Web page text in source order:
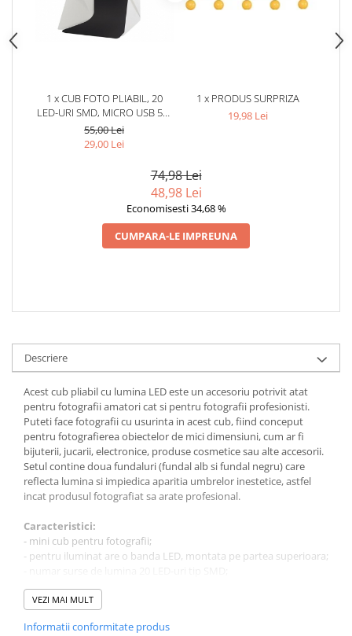
1 x CUB FOTO PLIABIL, 20
LED-URI SMD, MICRO USB 5V,
FUNDAL ALB NEGRU PVC
55,00 Lei
29,00 Lei
1 x PRODUS SURPRIZA
19,98 Lei
74,98 Lei
48,98 Lei
Economisesti 34,68 %
CUMPARA-LE IMPREUNA
Descriere
Acest cub pliabil cu lumina LED este un accesoriu potrivit atat
pentru fotografii amatori cat si pentru fotografii profesionisti.
Puteti face fotografii cu usurinta in acest cub, fiind conceput
pentru fotografierea obiectelor de mici dimensiuni, cum ar fi
bijuterii, jucarii, electronice, produse cosmetice sau alte accesorii.
Setul contine doua fundaluri (fundal alb si fundal negru) care
reflecta lumina si impiedica aparitia umbrelor inestetice, astfel
incat produsul fotografiat sa arate profesional.
Caracteristici:
- mini cub pentru fotografii;
- pentru iluminat are o banda LED, montata pe partea superioara;
- becurile LED sunt cu lumina alba, neutra;
- banda LED se alimenteaza cu un cablu microUSB/USB (inclus);
- pentru a lumina, conectati cablul USB la un laptop, PC sau
VEZI MAI MULT
Informatii conformitate produs